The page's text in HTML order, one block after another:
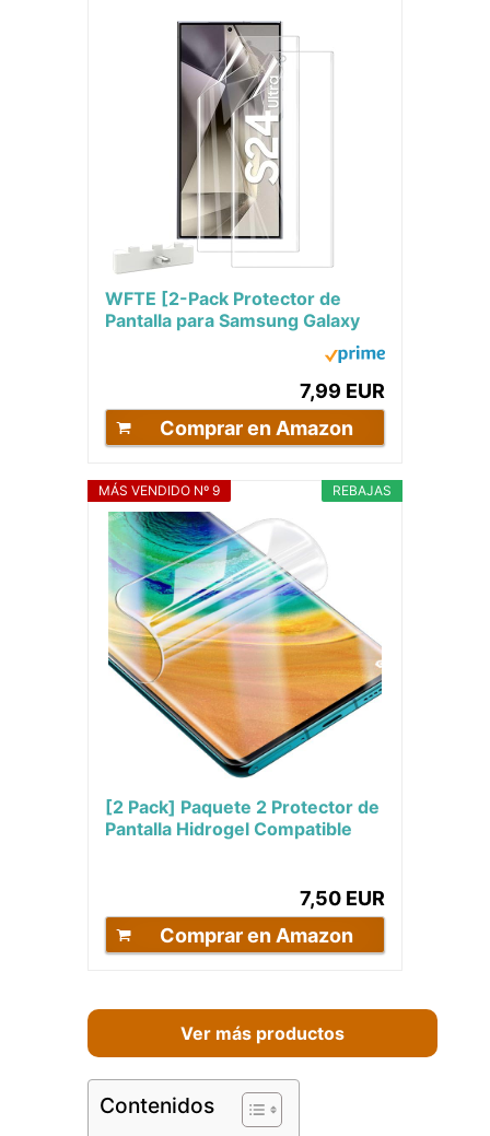
WFTE [2-Pack Protector de
Pantalla para Samsung Galaxy
7,99 EUR
Comprar en Amazon
REBAJAS
MÁS VENDIDO Nº 9
[2 Pack] Paquete 2 Protector de
Pantalla Hidrogel Compatible
7,50 EUR
Comprar en Amazon
Ver más productos
Contenidos